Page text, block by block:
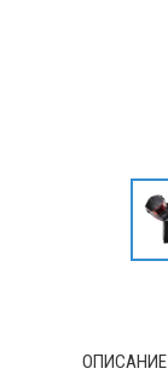
ОПИСАНИЕ